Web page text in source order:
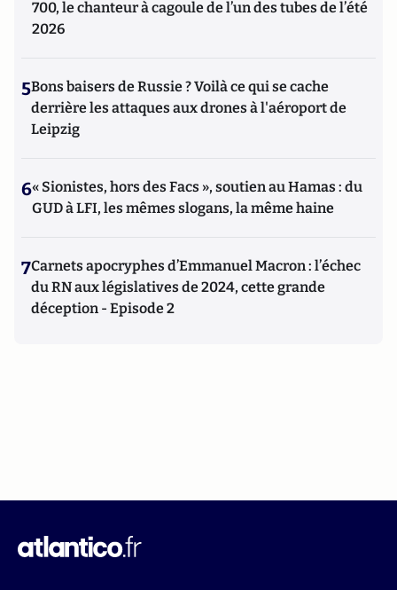
700, le chanteur à cagoule de l’un des tubes de l’été
2026
5Bons baisers de Russie ? Voilà ce qui se cache
derrière les attaques aux drones à l'aéroport de
Leipzig
6« Sionistes, hors des Facs », soutien au Hamas : du
GUD à LFI, les mêmes slogans, la même haine
7Carnets apocryphes d’Emmanuel Macron : l’échec
du RN aux législatives de 2024, cette grande
déception - Episode 2